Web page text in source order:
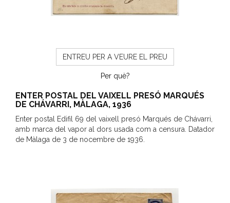
ENTREU PER A VEURE EL PREU
Per què?
ENTER POSTAL DEL VAIXELL PRESÓ MARQUÉS
DE CHÁVARRI, MÀLAGA, 1936
Enter postal Edifil 69 del vaixell presó Marqués de Chávarri,
amb marca del vapor al dors usada com a censura. Datador
de Màlaga de 3 de nocembre de 1936.